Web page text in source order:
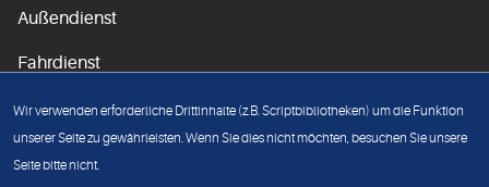
Außendienst
Fahrdienst
Unsere Grundsätze
Wir verwenden erforderliche Drittinhalte (z.B. Scriptbibliotheken) um die Funktion
unserer Seite zu gewährleisten. Wenn Sie dies nicht möchten, besuchen Sie unsere
Seite bitte nicht.